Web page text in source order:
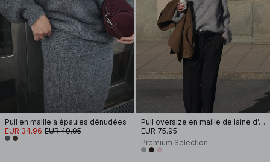
Pull en maille à épaules dénudées
EUR 34.96 EUR 49.95
Pull oversize en maille de laine d’alpaga à encolure ronde
EUR 75.95
Premium Selection